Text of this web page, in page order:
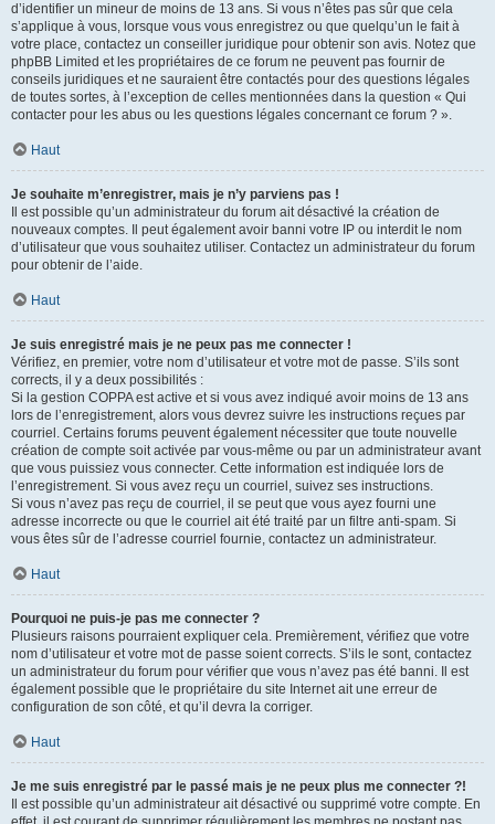
d’identifier un mineur de moins de 13 ans. Si vous n’êtes pas sûr que cela
s’applique à vous, lorsque vous vous enregistrez ou que quelqu’un le fait à
votre place, contactez un conseiller juridique pour obtenir son avis. Notez que
phpBB Limited et les propriétaires de ce forum ne peuvent pas fournir de
conseils juridiques et ne sauraient être contactés pour des questions légales
de toutes sortes, à l’exception de celles mentionnées dans la question « Qui
contacter pour les abus ou les questions légales concernant ce forum ? ».
Haut
Je souhaite m’enregistrer, mais je n’y parviens pas !
Il est possible qu’un administrateur du forum ait désactivé la création de
nouveaux comptes. Il peut également avoir banni votre IP ou interdit le nom
d’utilisateur que vous souhaitez utiliser. Contactez un administrateur du forum
pour obtenir de l’aide.
Haut
Je suis enregistré mais je ne peux pas me connecter !
Vérifiez, en premier, votre nom d’utilisateur et votre mot de passe. S’ils sont
corrects, il y a deux possibilités :
Si la gestion COPPA est active et si vous avez indiqué avoir moins de 13 ans
lors de l’enregistrement, alors vous devrez suivre les instructions reçues par
courriel. Certains forums peuvent également nécessiter que toute nouvelle
création de compte soit activée par vous-même ou par un administrateur avant
que vous puissiez vous connecter. Cette information est indiquée lors de
l’enregistrement. Si vous avez reçu un courriel, suivez ses instructions.
Si vous n’avez pas reçu de courriel, il se peut que vous ayez fourni une
adresse incorrecte ou que le courriel ait été traité par un filtre anti-spam. Si
vous êtes sûr de l’adresse courriel fournie, contactez un administrateur.
Haut
Pourquoi ne puis-je pas me connecter ?
Plusieurs raisons pourraient expliquer cela. Premièrement, vérifiez que votre
nom d’utilisateur et votre mot de passe soient corrects. S’ils le sont, contactez
un administrateur du forum pour vérifier que vous n’avez pas été banni. Il est
également possible que le propriétaire du site Internet ait une erreur de
configuration de son côté, et qu’il devra la corriger.
Haut
Je me suis enregistré par le passé mais je ne peux plus me connecter ?!
Il est possible qu’un administrateur ait désactivé ou supprimé votre compte. En